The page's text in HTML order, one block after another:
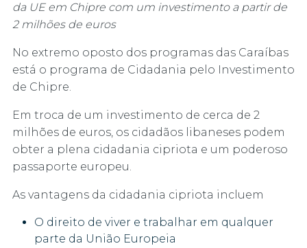
da UE em Chipre com um investimento a partir de
2 milhões de euros
No extremo oposto dos programas das Caraíbas
está o programa de Cidadania pelo Investimento
de Chipre.
Em troca de um investimento de cerca de 2
milhões de euros, os cidadãos libaneses podem
obter a plena cidadania cipriota e um poderoso
passaporte europeu.
As vantagens da cidadania cipriota incluem
O direito de viver e trabalhar em qualquer
parte da União Europeia